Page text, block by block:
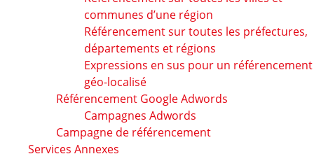
communes d’une région
Référencement sur toutes les préfectures,
départements et régions
Expressions en sus pour un référencement
géo-localisé
Référencement Google Adwords
Campagnes Adwords
Campagne de référencement
Services Annexes